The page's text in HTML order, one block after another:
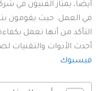
أيضًا، يمتاز الفنيون في
في العمل. حيث يقومون
التأكد من أنها تعمل
أحدث الأدوات والتقنيات
فيسبوك